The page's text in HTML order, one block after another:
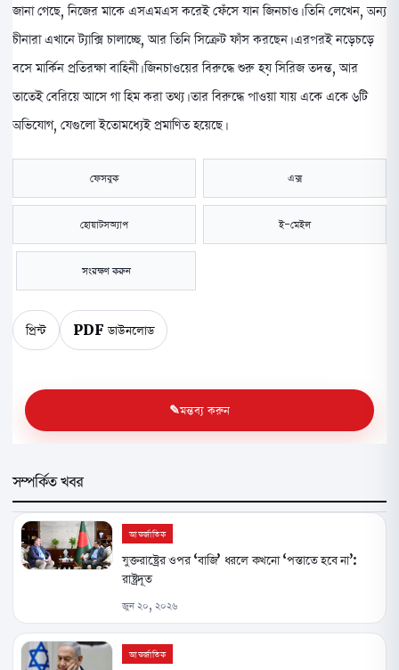
জানা গেছে, নিজের মাকে এসএমএস করেই ফেঁসে যান জিনচাও। তিনি লেখেন, অন্য
চীনারা এখানে ট্যাক্সি চালাচ্ছে, আর তিনি সিক্রেট ফাঁস করছেন। এরপরই নড়েচড়ে
বসে মার্কিন প্রতিরক্ষা বাহিনী। জিনচাওয়ের বিরুদ্ধে শুরু হয় সিরিজ তদন্ত, আর
তাতেই বেরিয়ে আসে গা হিম করা তথ্য। তার বিরুদ্ধে পাওয়া যায় একে একে ৬টি
অভিযোগ, যেগুলো ইতোমধ্যেই প্রমাণিত হয়েছে।
ফেসবুক এক্স
হোয়াটসঅ্যাপ ই-মেইল
সংরক্ষণ করুন
প্রিন্ট PDF ডাউনলোড
মন্তব্য করুন
সম্পর্কিত খবর
আন্তর্জাতিক
যুক্তরাষ্ট্রের ওপর ‘বাজি’ ধরলে কখনো ‘পস্তাতে হবে না’:
রাষ্ট্রদূত
জুন ২০, ২০২৬
আন্তর্জাতিক